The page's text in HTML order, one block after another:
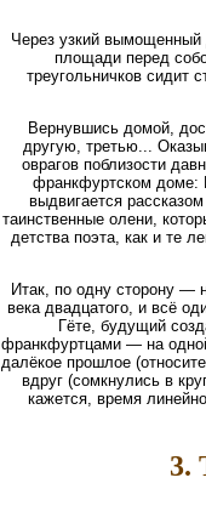
Через узкий вымощенный
площади перед
треугольничков сидит
Вернувшись домой,
другую, третью...
оврагов поблизости
франкфуртском доме:
выдвигается
таинственные олени,
детства поэта, как и те
Итак, по одну сторону —
века двадцатого, и всё
Гёте, будущий
франкфуртцами — на
далёкое прошлое
вдруг (сомкнулись в
кажется, время
3.